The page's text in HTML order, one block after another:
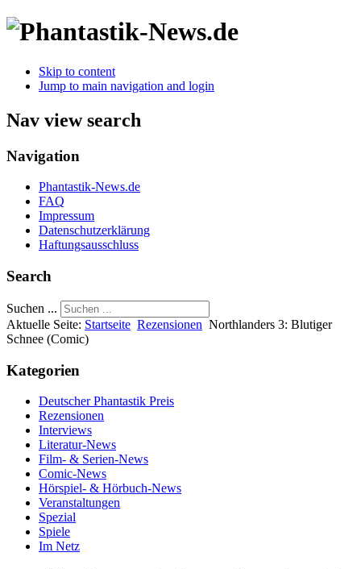
Skip to content
Jump to main navigation and login
Nav view search
Navigation
Phantastik-News.de
FAQ
Impressum
Datenschutzerklärung
Haftungsausschluss
Search
Suchen ...
Aktuelle Seite: Startseite Rezensionen Northlanders 3: Blutiger
Schnee (Comic)
Kategorien
Deutscher Phantastik Preis
Rezensionen
Interviews
Literatur-News
Film- & Serien-News
Comic-News
Hörspiel- & Hörbuch-News
Veranstaltungen
Spezial
Spiele
Im Netz